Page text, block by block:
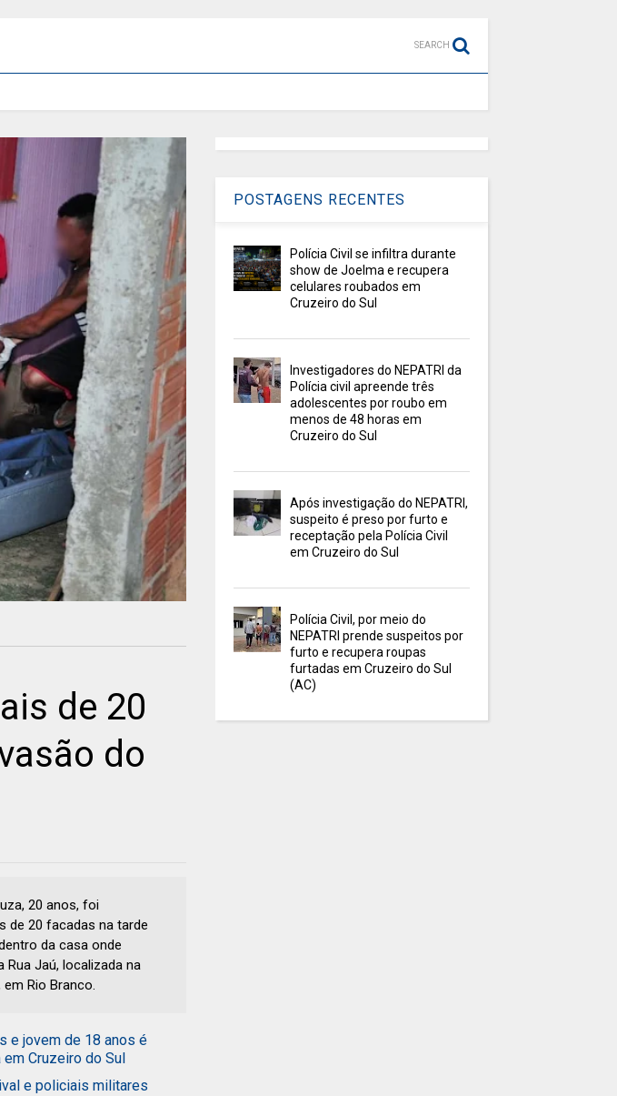
SEARCH
de 20
do
20 anos, foi
de 20 facadas na tarde
da casa onde
Rua Jaú, localizada na
Rio Branco.
e jovem de 18 anos é
Cruzeiro do Sul
e policiais militares
POSTAGENS RECENTES
Polícia Civil se infiltra durante
show de Joelma e recupera
celulares roubados em
Cruzeiro do Sul
Investigadores do NEPATRI da
Polícia civil apreende três
adolescentes por roubo em
menos de 48 horas em
Cruzeiro do Sul
Após investigação do NEPATRI,
suspeito é preso por furto e
receptação pela Polícia Civil
em Cruzeiro do Sul
Polícia Civil, por meio do
NEPATRI prende suspeitos por
furto e recupera roupas
furtadas em Cruzeiro do Sul
(AC)